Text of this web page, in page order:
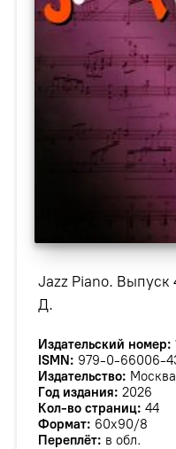
Jazz Piano. Выпуск
Д.
Издательский номер:
ISMN: 979-0-66006-
Издательство:
Год издания: 2026
Кол-во страниц: 44
Формат: 60х90/8
Переплёт: в обл.